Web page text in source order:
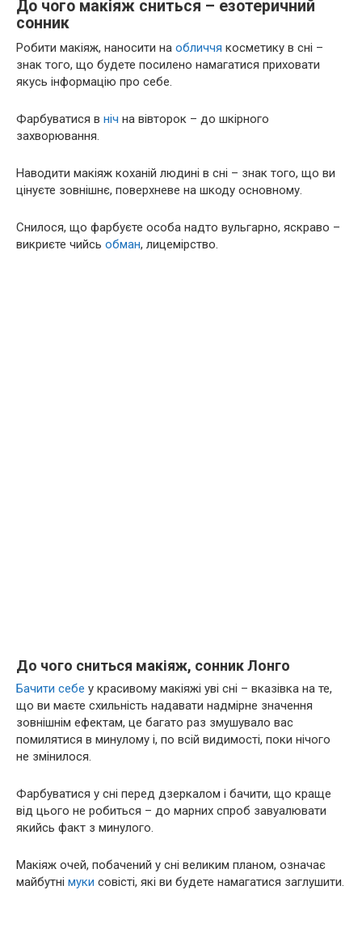
До чого макіяж сниться – езотеричний
сонник
Робити макіяж, наносити на обличчя косметику в сні –
знак того, що будете посилено намагатися приховати
якусь інформацію про себе.
Фарбуватися в ніч на вівторок – до шкірного
захворювання.
Наводити макіяж коханій людині в сні – знак того, що ви
цінуєте зовнішнє, поверхневе на шкоду основному.
Снилося, що фарбуєте особа надто вульгарно, яскраво –
викриєте чийсь обман, лицемірство.
До чого сниться макіяж, сонник Лонго
Бачити себе у красивому макіяжі уві сні – вказівка на те,
що ви маєте схильність надавати надмірне значення
зовнішнім ефектам, це багато раз змушувало вас
помилятися в минулому і, по всій видимості, поки нічого
не змінилося.
Фарбуватися у сні перед дзеркалом і бачити, що краще
від цього не робиться – до марних спроб завуалювати
якийсь факт з минулого.
Макіяж очей, побачений у сні великим планом, означає
майбутні муки совісті, які ви будете намагатися заглушити.